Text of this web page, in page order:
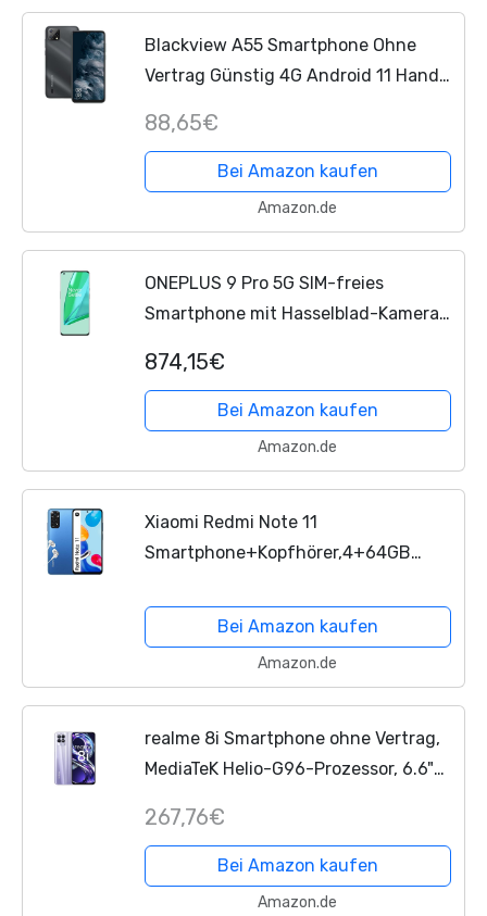
Blackview A55 Smartphone Ohne
Vertrag Günstig 4G Android 11 Handy
4780mAh Akku, 2.0 GHz Processor
3GB RAM 128GB...
88,65€
Bei Amazon kaufen
Amazon.de
ONEPLUS 9 Pro 5G SIM-freies
Smartphone mit Hasselblad-Kamera
RAM 128 GB - 2 Jahre Garantie
874,15€
Bei Amazon kaufen
Amazon.de
Xiaomi Redmi Note 11
Smartphone+Kopfhörer,4+64GB
Amoled Dotdisplay, Snapdragon 680,
50MP AI Quad
Kamera,5000mAh,Twilight...
Bei Amazon kaufen
Amazon.de
realme 8i Smartphone ohne Vertrag,
MediaTeK Helio-G96-Prozessor, 6.6"
KI-Dreifach-Kamera, Starker 5000-
mAh-Akku, Dual...
267,76€
Bei Amazon kaufen
Amazon.de